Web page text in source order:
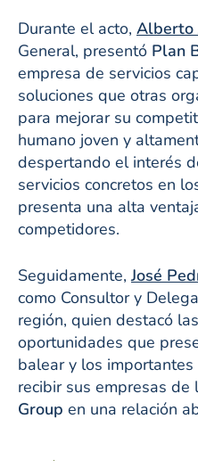
Durante el acto, Alberto
General, presentó Plan
empresa de servicios
soluciones que otras
para mejorar su
humano joven y
despertando el interés
servicios concretos en
presenta una alta
competidores.
Seguidamente,José
como Consultor y
región, quien destacó
oportunidades que
balear y los
recibir sus empresas de
Group en una relación